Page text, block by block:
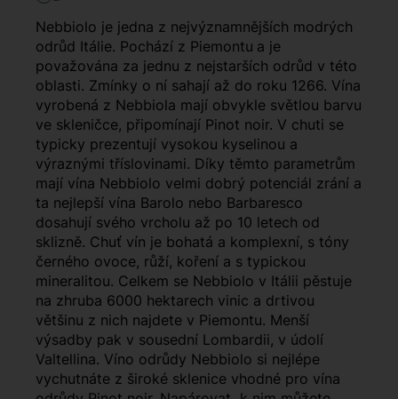
Nebbiolo je jedna z nejvýznamnějších modrých
odrůd Itálie. Pochází z Piemontu a je
považována za jednu z nejstarších odrůd v této
oblasti. Zmínky o ní sahají až do roku 1266. Vína
vyrobená z Nebbiola mají obvykle světlou barvu
ve skleničce, připomínají Pinot noir. V chuti se
typicky prezentují vysokou kyselinou a
výraznými tříslovinami. Díky těmto parametrům
mají vína Nebbiolo velmi dobrý potenciál zrání a
ta nejlepší vína Barolo nebo Barbaresco
dosahují svého vrcholu až po 10 letech od
sklizně. Chuť vín je bohatá a komplexní, s tóny
černého ovoce, růží, koření a s typickou
mineralitou. Celkem se Nebbiolo v Itálii pěstuje
na zhruba 6000 hektarech vinic a drtivou
většinu z nich najdete v Piemontu. Menší
výsadby pak v sousední Lombardii, v údolí
Valtellina. Víno odrůdy Nebbiolo si nejlépe
vychutnáte z široké sklenice vhodné pro vína